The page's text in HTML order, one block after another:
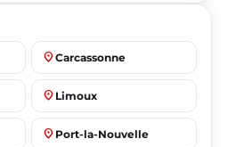
place Carcassonne
place Limoux
place Port-la-Nouvelle